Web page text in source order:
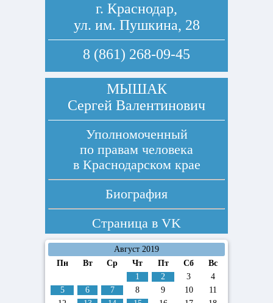
г. Краснодар,
ул. им. Пушкина, 28
8 (861) 268-09-45
МЫШАК
Сергей Валентинович
Уполномоченный
по правам человека
в Краснодарском крае
Биография
Страница в VK
Август 2019
Пн
Вт Ср Чт Пт Сб
Вс
1
2 3
4
5
6 7 8 9 10
11